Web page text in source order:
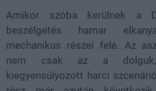
Amikor szóba kerülnek a
beszélgetés hamar
mechanikus részei felé. Az
nem csak az a dolguk,
kiegyensúlyozott harci